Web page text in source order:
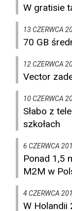
W gratisie
13 CZERWCA
70 GB
12 CZERWCA
Vector
10 CZERWCA
Słabo z
szkołach
6 CZERWCA
Ponad 1,5
M2M w
4 CZERWCA
W Holandii